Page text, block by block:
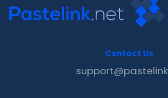
Contact Us